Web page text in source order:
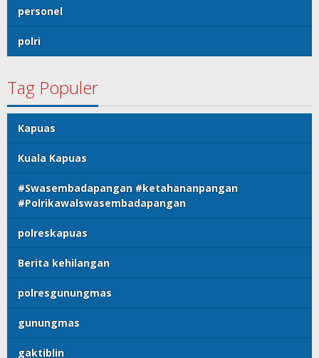
personel
polri
Tag Populer
Kapuas
Kuala Kapuas
#Swasembadapangan #ketahananpangan
#Polrikawalswasembadapangan
polreskapuas
Berita kehilangan
polresgunungmas
gunungmas
gaktiblin